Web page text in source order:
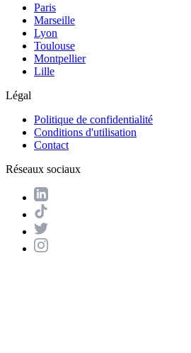
Paris
Marseille
Lyon
Toulouse
Montpellier
Lille
Légal
Politique de confidentialité
Conditions d'utilisation
Contact
Réseaux sociaux